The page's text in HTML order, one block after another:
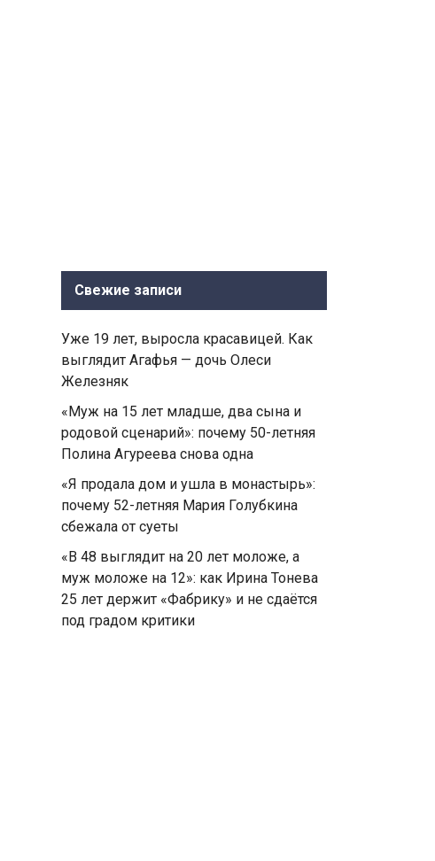
Свежие записи
Уже 19 лет, выросла красавицей. Как
выглядит Агафья — дочь Олеси
Железняк
«Муж на 15 лет младше, два сына и
родовой сценарий»: почему 50-летняя
Полина Агуреева снова одна
«Я продала дом и ушла в монастырь»:
почему 52-летняя Мария Голубкина
сбежала от суеты
«В 48 выглядит на 20 лет моложе, а
муж моложе на 12»: как Ирина Тонева
25 лет держит «Фабрику» и не сдаётся
под градом критики